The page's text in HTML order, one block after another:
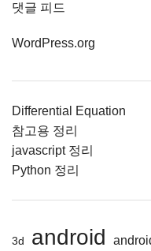
댓글 피드
WordPress.org
Differential Equation
참고용 정리
javascript 정리
Python 정리
3d android